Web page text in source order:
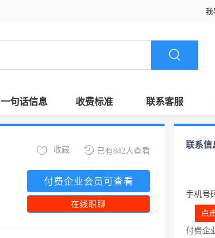
我
一句话信息 收费标准 联系客服
已有842人查看
收藏
付费企业会员可查看
在线职聊
联系信
手机号
点
付费企